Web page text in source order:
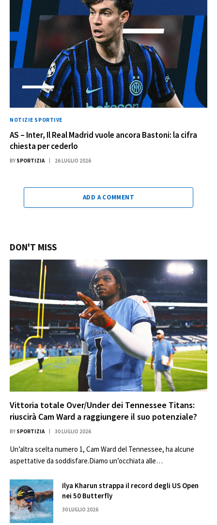
NOTIZIE SPORTIVE
AS – Inter, Il Real Madrid vuole ancora Bastoni: la cifra
chiesta per cederlo
BY SPORTIZIA 26 LUGLIO 2026
ADD A COMMENT
DON'T MISS
Vittoria totale Over/Under dei Tennessee Titans:
riuscirà Cam Ward a raggiungere il suo potenziale?
BY SPORTIZIA 30 LUGLIO 2026
Un’altra scelta numero 1, Cam Ward del Tennessee, ha alcune
aspettative da soddisfare.Diamo un’occhiata alle…
Ilya Kharun strappa il record degli US Open
nei 50 Butterfly
30 LUGLIO 2026